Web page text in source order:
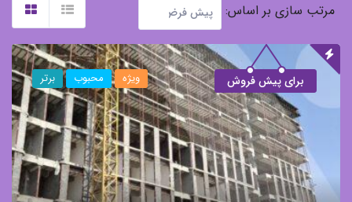
سازی بر اساس:
برای پیش فروش ویژه محبوب برتر